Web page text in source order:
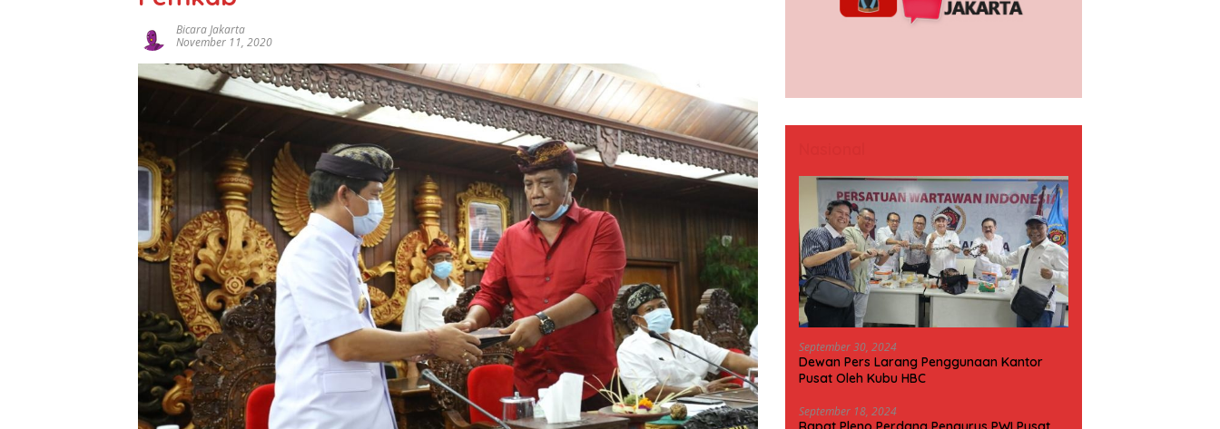
Bicara Jakarta
November 11, 2020
September 30, 2024
Dewan Pers Larang Penggunaan Kantor
Pusat Oleh Kubu HBC
September 18, 2024